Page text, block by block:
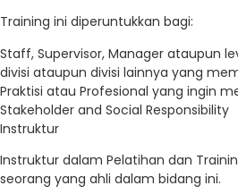
Training ini diperuntukkan bagi:
Staff, Supervisor, Manager ataupun
divisi ataupun divisi lainnya yang
Praktisi atau Profesional yang ingin
Stakeholder and Social Responsibility
Instruktur
Instruktur dalam Pelatihan dan
seorang yang ahli dalam bidang ini.